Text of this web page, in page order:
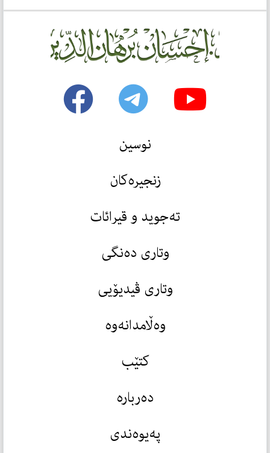
نوسین
زنجیرەکان
تەجوید و قیرائات
وتاری دەنگی
وتاری ڤیدیۆیی
وەڵامدانەوە
کتێب
دەربارە
پەیوەندی